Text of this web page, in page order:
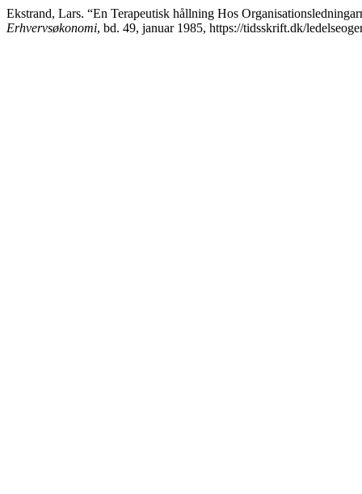
Ekstrand, Lars. “En Terapeutisk hållning Hos
Erhvervsøkonomi, bd. 49, januar 1985, https://tidsskrift.dk/